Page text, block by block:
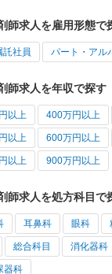
師求人を雇用形態で
託社員 パート・アル
師求人を年収で探す
以上 400万円以上
以上 600万円以上
以上 900万円以上
師求人を処方科目で
耳鼻科 眼科
総合科目 消化器科
器科